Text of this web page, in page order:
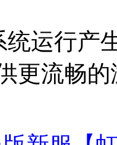
行产生
更流畅